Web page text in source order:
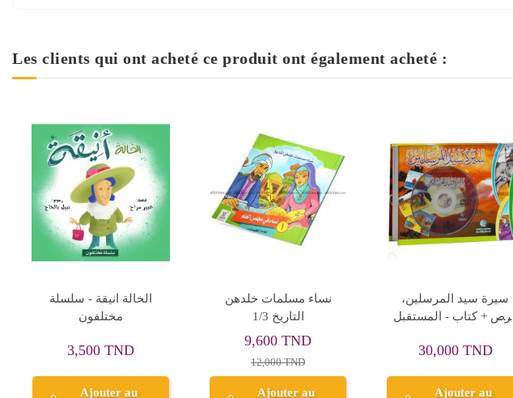
Les clients qui ont acheté ce produit ont également acheté :
الخالة انيقة - سلسلة
مختلفون
3,500 TND
Ajouter au
نساء مسلمات خلدهن
التاريخ 1/3
9,600 TND
12,000 TND
Ajouter au
سيرة سيد المرسلين،
قرص + كتاب - المستقبل
30,000 TND
Ajouter au